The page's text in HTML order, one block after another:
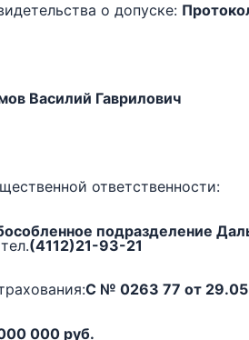
о допуске:
Василий Гаврилович
ответственности:
подразделение
тел.(4112)21-93-21
С № 0263 77 от
000 руб.